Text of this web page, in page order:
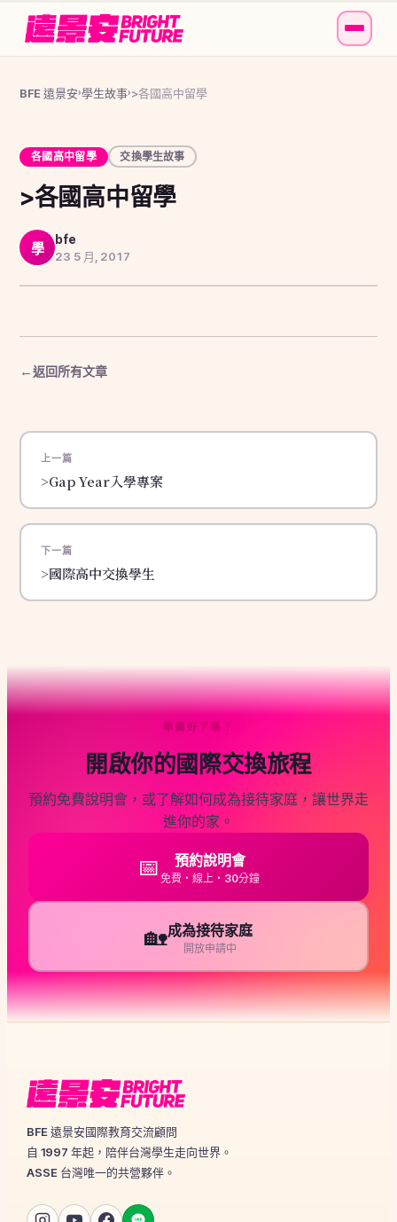
BFE 遠景安›學生故事›>各國高中留學
各國高中留學 交換學生故事
>各國高中留學
學
bfe
23 5 月, 2017
返回所有文章
上一篇
>Gap Year入學專案
下一篇
>國際高中交換學生
準備好了嗎？
開啟你的國際交換旅程
預約免費說明會，或了解如何成為接待家庭，讓世界走
進你的家。
📅 預約說明會
免費・線上・30分鐘
🏡成為接待家庭
開放申請中
BFE 遠景安國際教育交流顧問
自 1997 年起，陪伴台灣學生走向世界。
ASSE 台灣唯一的共營夥伴。